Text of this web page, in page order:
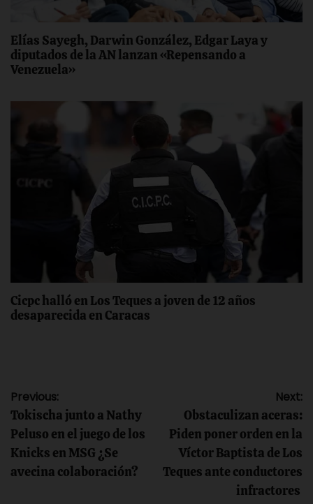
Elías Sayegh, Darwin González, Edgar Laya y
diputados de la AN lanzan «Repensando a
Venezuela»
Cicpc halló en Los Teques a joven de 12 años
desaparecida en Caracas
Navegación
de
entradas
Previous:
Tokischa junto a Nathy
Peluso en el juego de los
Knicks en MSG ¿Se
avecina colaboración?
Next:
Obstaculizan aceras:
Piden poner orden en la
Víctor Baptista de Los
Teques ante conductores
infractores